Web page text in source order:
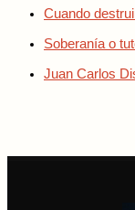
Cuando
Soberanía o
Juan Carlos